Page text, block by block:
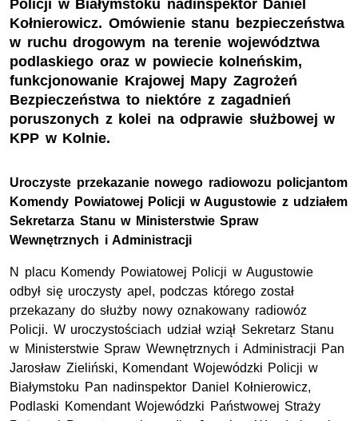
Policji w Białymstoku nadinspektor Daniel
Kołnierowicz. Omówienie stanu bezpieczeństwa
w ruchu drogowym na terenie województwa
podlaskiego oraz w powiecie kolneńskim,
funkcjonowanie Krajowej Mapy Zagrożeń
Bezpieczeństwa to niektóre z zagadnień
poruszonych z kolei na odprawie służbowej w
KPP w Kolnie.
Uroczyste przekazanie nowego radiowozu policjantom
Komendy Powiatowej Policji w Augustowie z udziałem
Sekretarza Stanu w Ministerstwie Spraw
Wewnętrznych i Administracji
N placu Komendy Powiatowej Policji w Augustowie
odbył się uroczysty apel, podczas którego został
przekazany do służby nowy oznakowany radiowóz
Policji. W uroczystościach udział wziął Sekretarz Stanu
w Ministerstwie Spraw Wewnętrznych i Administracji Pan
Jarosław Zieliński, Komendant Wojewódzki Policji w
Białymstoku Pan nadinspektor Daniel Kołnierowicz,
Podlaski Komendant Wojewódzki Państwowej Straży